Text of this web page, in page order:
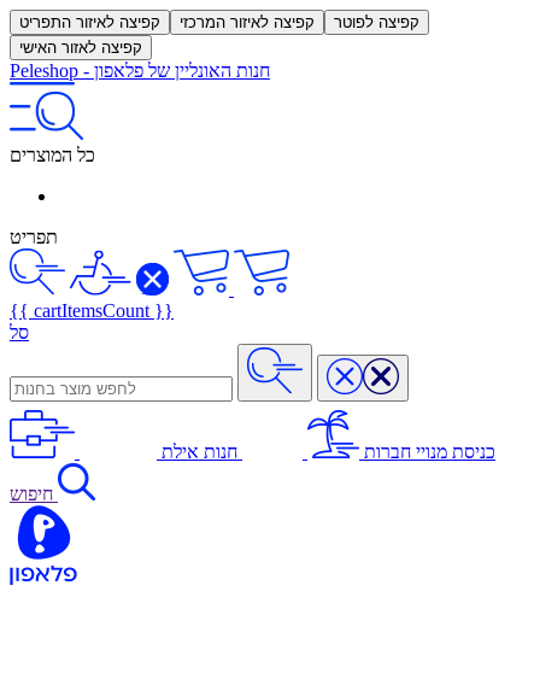
קפיצה לאיזור התפריט קפיצה לאיזור המרכזי
קפיצה לפוטר
קפיצה לאזור האישי
Peleshop - חנות האונליין של פלאפון
כל המוצרים
תפריט
{{ cartItemsCount }}
סל
כניסת מנויי חברות חנות אילת
חיפוש